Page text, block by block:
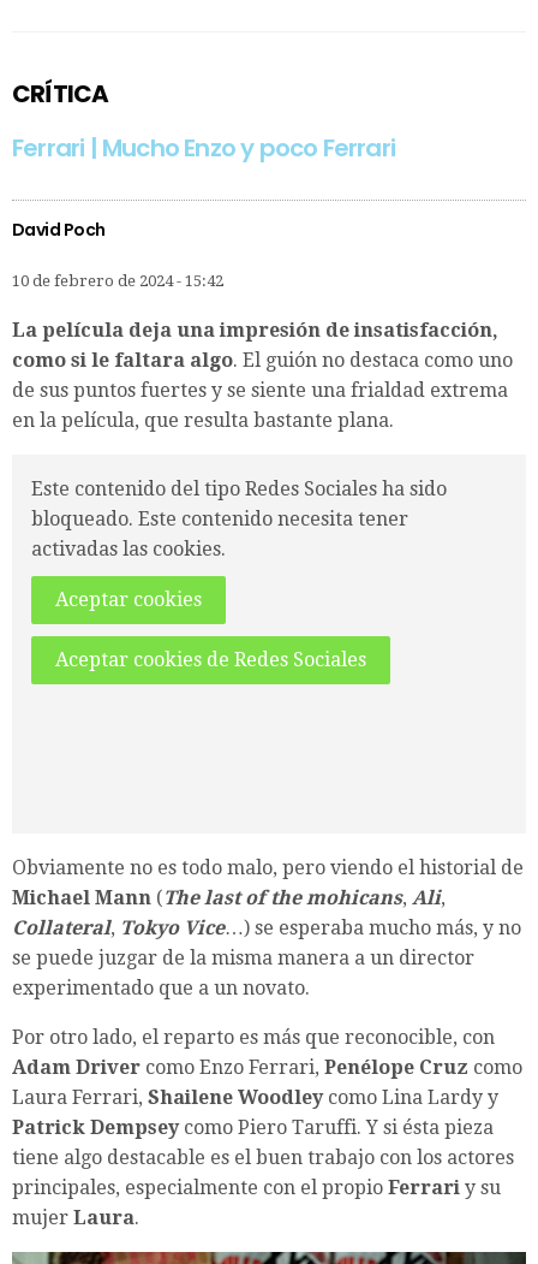
CRÍTICA
Ferrari | Mucho Enzo y poco Ferrari
David Poch
10 de febrero de 2024 - 15:42
La película deja una impresión de insatisfacción,
como si le faltara algo. El guión no destaca como uno
de sus puntos fuertes y se siente una frialdad extrema
en la película, que resulta bastante plana.
Este contenido del tipo Redes Sociales ha sido
bloqueado. Este contenido necesita tener
activadas las cookies.
Aceptar cookies
Aceptar cookies de Redes Sociales
Obviamente no es todo malo, pero viendo el historial de
Michael Mann (The last of the mohicans, Ali,
Collateral, Tokyo Vice…) se esperaba mucho más, y no
se puede juzgar de la misma manera a un director
experimentado que a un novato.
Por otro lado, el reparto es más que reconocible, con
Adam Driver como Enzo Ferrari, Penélope Cruz como
Laura Ferrari, Shailene Woodleycomo Lina Lardy y
Patrick Dempseycomo Piero Taruffi. Y si ésta pieza
tiene algo destacable es el buen trabajo con los actores
principales, especialmente con el propio Ferrari y su
mujer Laura.